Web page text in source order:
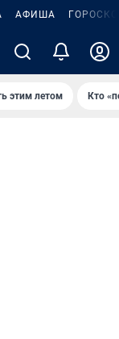
АФИША
этим летом Кто